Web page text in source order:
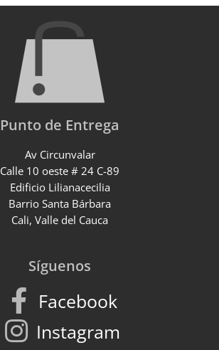
Punto de Entrega
Av Circunvalar
Calle 10 oeste # 24 C-89
Edificio Lilianacecilia
Barrio Santa Bárbara
Cali, Valle del Cauca
Síguenos
Facebook
Instagram